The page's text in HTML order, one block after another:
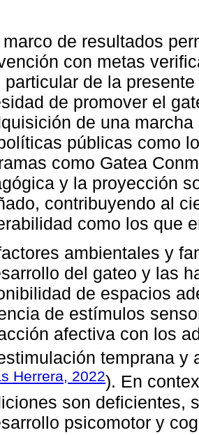
marco de resultados
con metas
particular de la
de promover el
de una
públicas como
como Gatea
y la proyección
contribuyendo al
como los que
ambientales y
del gateo y las
de espacios
de estímulos
afectiva con los
temprana y
Herrera, 2022). En
son deficientes,
psicomotor y